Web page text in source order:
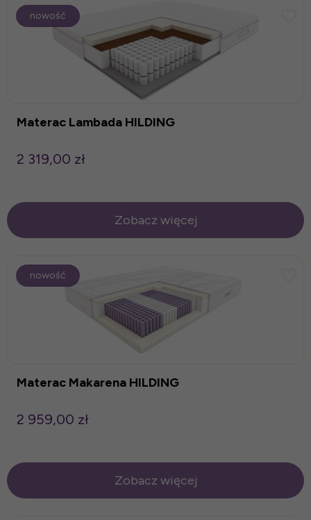
Materac Lambada HILDING
2 319,00 zł
Zobacz więcej
nowość
Materac Makarena HILDING
2 959,00 zł
Zobacz więcej
nowość